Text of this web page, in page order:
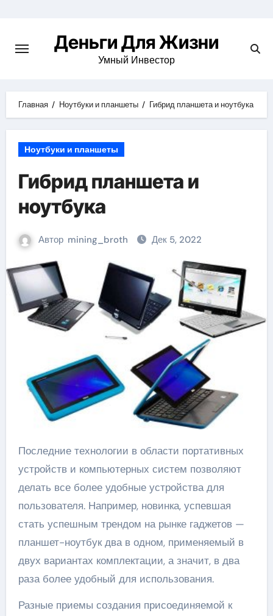
содержимомуДеньги Для Жизни
Умный Инвестор
Главная Ноутбуки и планшеты Гибрид планшета и ноутбука
Ноутбуки и планшеты
Гибрид планшета и
ноутбука
Автор mining_broth Дек 5, 2022
Последние технологии в области портативных
устройств и компьютерных систем позволяют
делать все более удобные устройства для
пользователя. Например, новинка, успевшая
стать успешным трендом на рынке гаджетов —
планшет-ноутбук два в одном, применяемый в
двух вариантах комплектации, а значит, в два
раза более удобный для использования.
Разные приемы создания присоединяемой к